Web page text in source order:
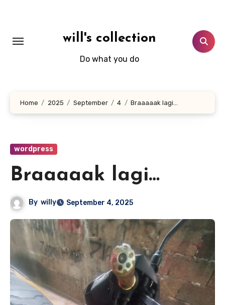
will's collection
Do what you do
Home 2025 September 4 Braaaaak lagi…
wordpress
Braaaaak lagi…
By willy September 4, 2025